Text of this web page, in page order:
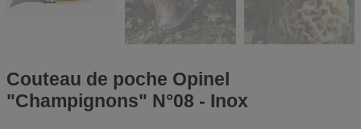
Couteau de poche Opinel
"Champignons" N°08 - Inox